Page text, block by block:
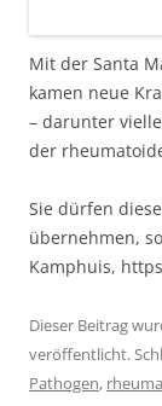
Mit der Santa
kamen neue
– darunter
der
Sie dürfen
übernehmen,
Kamphuis,
Dieser Beitrag
veröffentlicht.
Pathogen,